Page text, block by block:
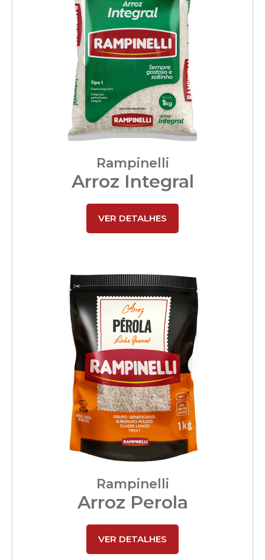
Rampinelli
Arroz Integral
VER DETALHES
Rampinelli
Arroz Perola
VER DETALHES